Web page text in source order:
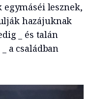
lesznek,
hazájuknak
_ és talán
a családban